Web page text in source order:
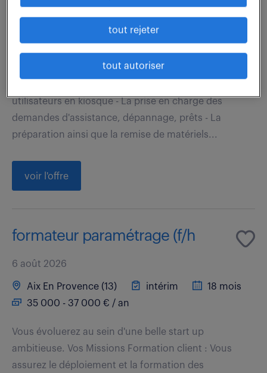
6 août 2026
27 000 € / an
utilisateurs en kiosque - La prise en charge des
demandes d'assistance, dépannage, prêts - La
préparation ainsi que la remise de matériels...
voir l'offre
formateur paramétrage (f/h
6 août 2026
Aix En Provence (13) intérim
18 mois
35 000 - 37 000 € / an
Vous évoluerez au sein d'une belle start up
ambitieuse. Vos Missions Formation client : Vous
assurez le déploiement et la formation des
tout rejeter
tout autoriser